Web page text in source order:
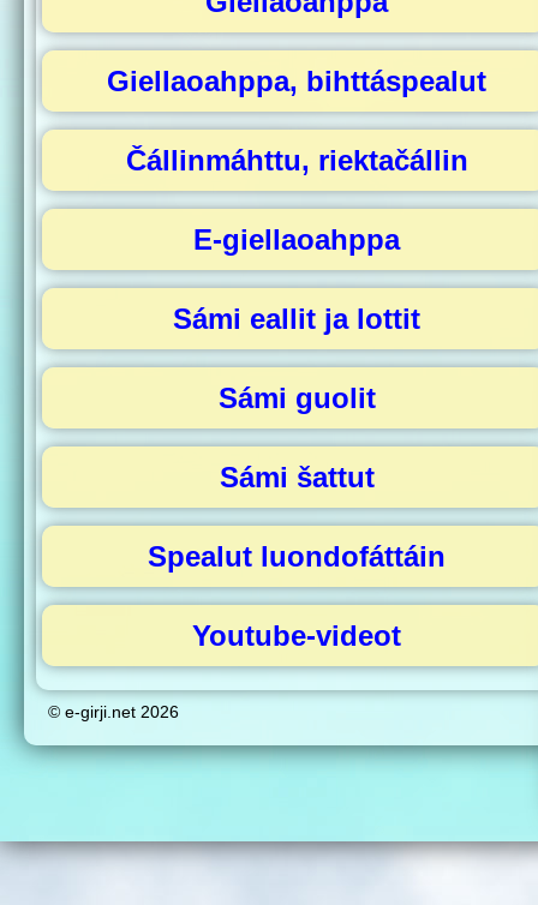
Giellaoahppa, bihttáspealut
Čállinmáhttu, riektačállin
E-giellaoahppa
Sámi eallit ja lottit
Sámi guolit
Sámi šattut
Spealut luondofáttáin
Youtube-videot
© e-girji.net 2026